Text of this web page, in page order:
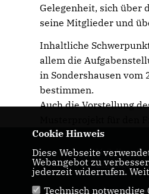
Gelegenheit, sich über
seine Mitglieder und
Inhaltliche
allem die
in Sondershausen vom
bestimmen.
Auch die Vorstellung
Maik
Landtags
Cookie Hinweis
Diese Webseite
Webangebot zu
jederzeit widerrufen.
Technisch notwendige